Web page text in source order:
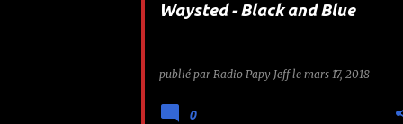
Waysted - Black and Blue
publié par Radio Papy Jeff le mars 17, 2018
0